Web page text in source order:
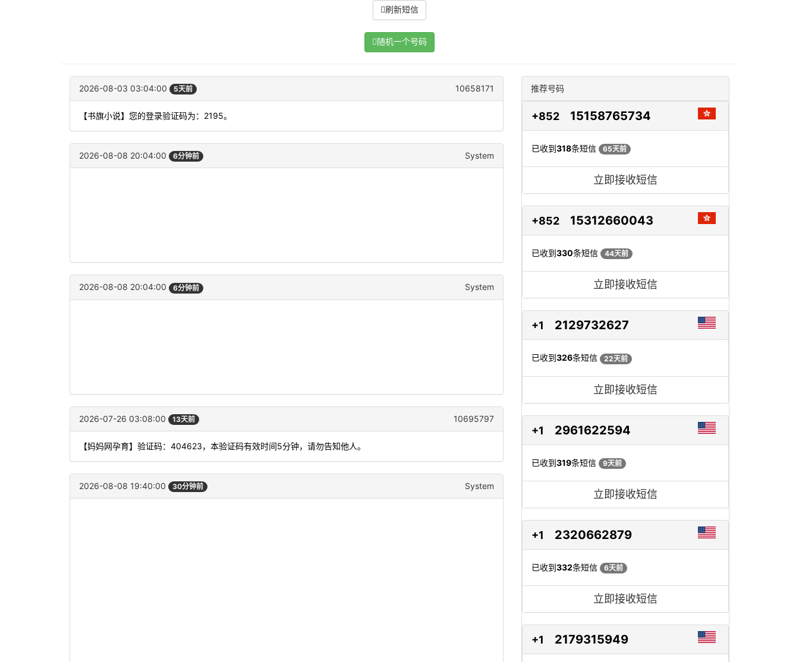
刷新短信
随机一个号码
2026-08-03 03:04:00 5天前 10658171
【书旗小说】您的登录验证码为：2195。
2026-08-08 20:04:00 6分钟前 System
2026-08-08 20:04:00 6分钟前 System
2026-07-26 03:08:00 13天前 10695797
【妈妈网孕育】验证码：404623，本验证码有效时间5分钟，请勿告知他人。
2026-08-08 19:40:00 30分钟前 System
推荐号码
+852 15158765734
已收到318条短信 65天前
立即接收短信
+852 15312660043
已收到330条短信 44天前
立即接收短信
+1 2129732627
已收到326条短信 22天前
立即接收短信
+1 2961622594
已收到319条短信 9天前
立即接收短信
+1 2320662879
已收到332条短信 6天前
立即接收短信
+1 2179315949